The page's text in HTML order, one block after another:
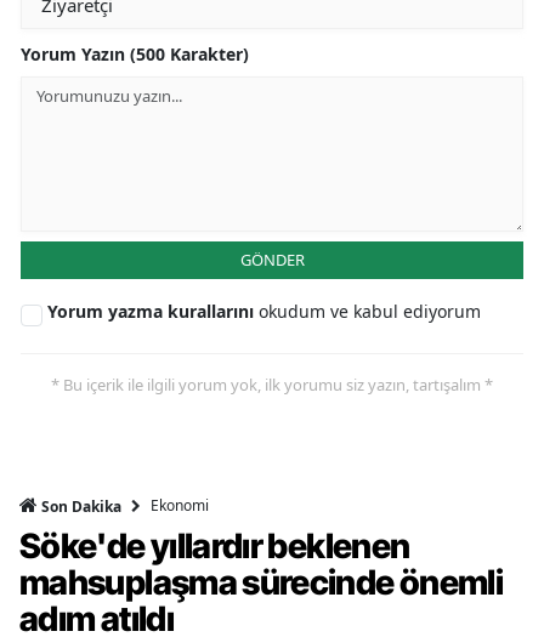
Yorum Yazın (500 Karakter)
GÖNDER
Yorum yazma kurallarını okudum ve kabul ediyorum
* Bu içerik ile ilgili yorum yok, ilk yorumu siz yazın, tartışalım *
Son Dakika Ekonomi
Söke'de yıllardır beklenen
mahsuplaşma sürecinde önemli
adım atıldı